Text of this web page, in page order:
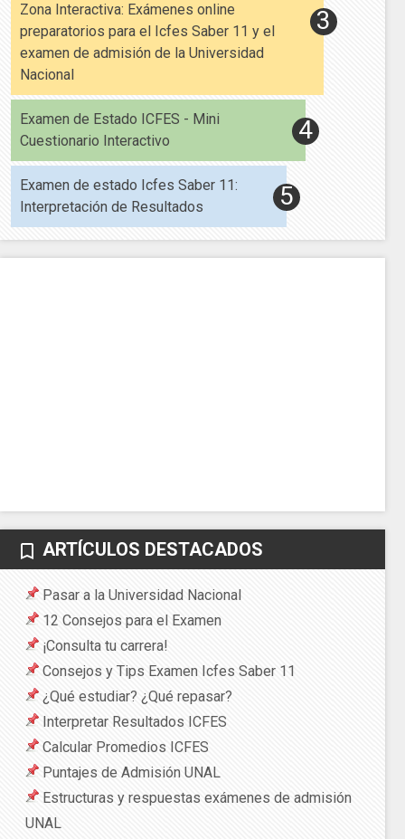
Zona Interactiva: Exámenes online
preparatorios para el Icfes Saber 11 y el
examen de admisión de la Universidad
Nacional
Examen de Estado ICFES - Mini
Cuestionario Interactivo
Examen de estado Icfes Saber 11:
Interpretación de Resultados
bookmark_border ARTÍCULOS DESTACADOS
Pasar a la Universidad Nacional
12 Consejos para el Examen
¡Consulta tu carrera!
Consejos y Tips Examen Icfes Saber 11
¿Qué estudiar? ¿Qué repasar?
Interpretar Resultados ICFES
Calcular Promedios ICFES
Puntajes de Admisión UNAL
Estructuras y respuestas exámenes de admisión
UNAL